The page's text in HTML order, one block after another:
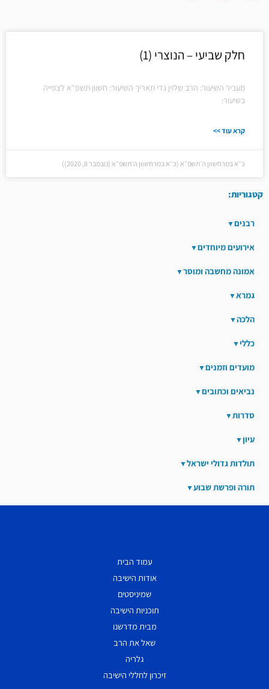
חלק שביעי – הנוצרי (1)
מעביר השיעור: הרב שלוין גדי תאריך השיעור: חשוון תשפ"א לצפייה
בשיעור:
קרא עוד >>
כ״א במרחשוון ה׳תשפ״א (כ״א במרחשוון ה׳תשפ״א (נובמבר 8, 2020))
קטגוריות:
רבנים
אירועים מיוחדים
אמונה מחשבה ומוסר
גמרא
הלכה
כללי
מועדים וזמנים
נביאים וכתובים
סדרות
עיון
תולדות גדולי ישראל
תורה ופרשת שבוע
עמוד הבית
אודות הישיבה
שמיניסטים
תוכניות הישיבה
מבית מדרשנו
שאל את הרב
גלריה
זיכרון לחללי הישיבה